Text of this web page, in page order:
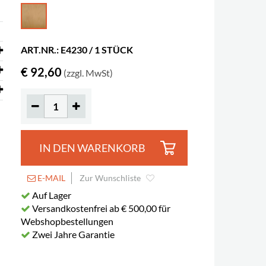
ART.NR.: E4230 / 1 STÜCK
€ 92,60 (zzgl. MwSt)
IN DEN WARENKORB
E-MAIL Zur Wunschliste
Auf Lager
Versandkostenfrei ab € 500,00 für
Webshopbestellungen
Zwei Jahre Garantie